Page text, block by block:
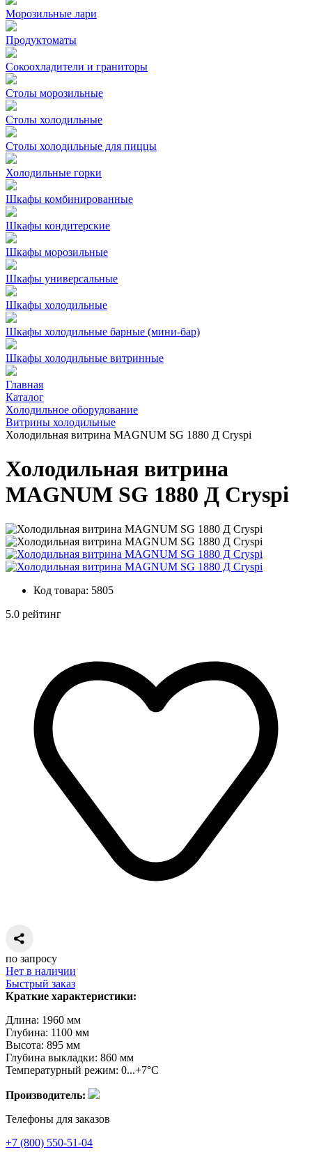
Морозильные лари
Продуктоматы
Сокоохладители и граниторы
Столы морозильные
Столы холодильные
Столы холодильные для пиццы
Холодильные горки
Шкафы комбинированные
Шкафы кондитерские
Шкафы морозильные
Шкафы универсальные
Шкафы холодильные
Шкафы холодильные барные (мини-бар)
Шкафы холодильные витринные
Главная
Каталог
Холодильное оборудование
Витрины холодильные
Холодильная витрина MAGNUM SG 1880 Д Cryspi
Холодильная витрина
MAGNUM SG 1880 Д Cryspi
Код товара: 5805
5.0 рейтинг
по запросу
Нет в наличии
Быстрый заказ
Краткие характеристики:
Длина: 1960 мм
Глубина: 1100 мм
Высота: 895 мм
Глубина выкладки: 860 мм
Температурный режим: 0...+7°C
Производитель:
Телефоны для заказов
+7 (800) 550-51-04